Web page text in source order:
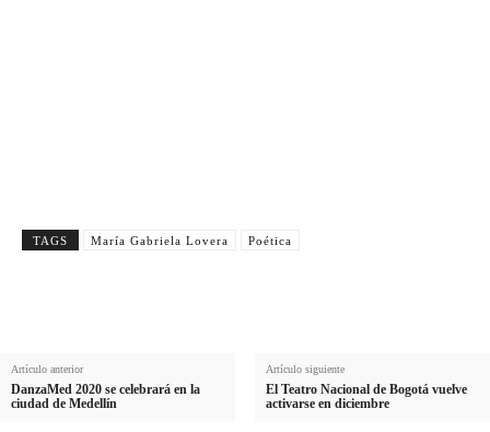
d
lTAGS María Gabriela Lovera Poética
Artículo anterior
DanzaMed 2020 se celebrará en la
ciudad de Medellín
Artículo siguiente
El Teatro Nacional de Bogotá vuelve
activarse en diciembre